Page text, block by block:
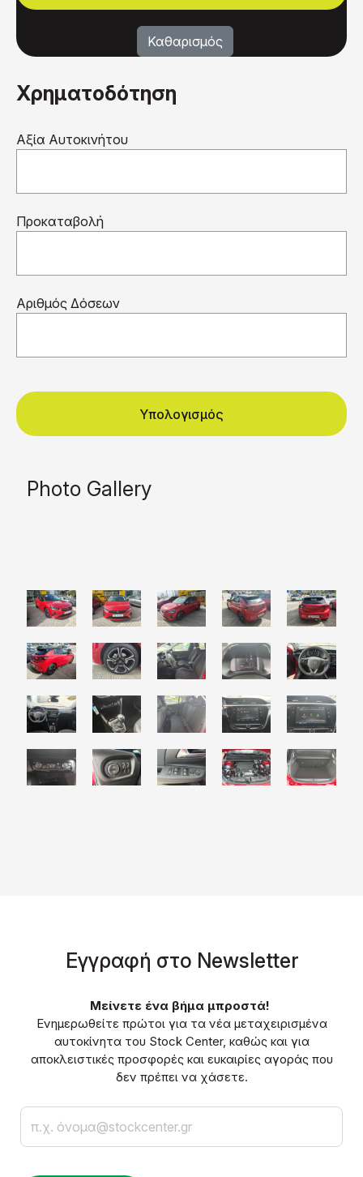
Χρηματοδότηση
Αξία Αυτοκινήτου
Προκαταβολή
Αριθμός Δόσεων
Υπολογισμός
Photo Gallery
Eγγραφή στο Νewsletter
Μείνετε ένα βήμα μπροστά!
Ενημερωθείτε πρώτοι για τα νέα μεταχειρισμένα
αυτοκίνητα του Stock Center, καθώς και για
αποκλειστικές προσφορές και ευκαιρίες αγοράς που
δεν πρέπει να χάσετε.